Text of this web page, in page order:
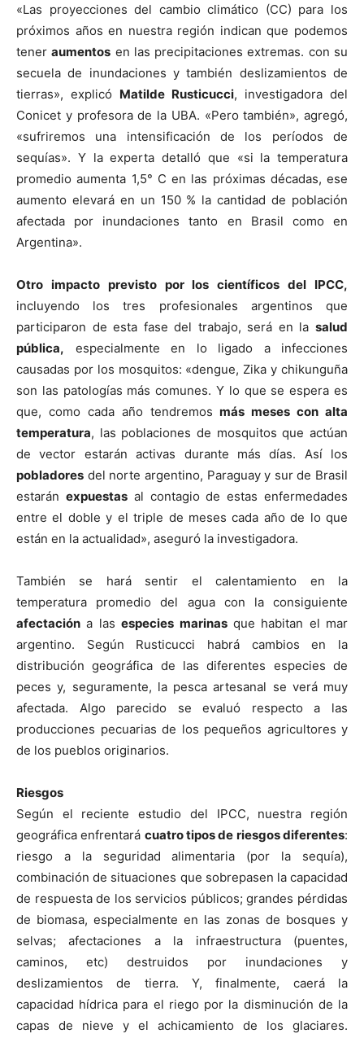
«Las proyecciones del cambio climático (CC) para los
próximos años en nuestra región indican que podemos
teneraumentos en las precipitaciones extremas. con su
secuela de inundaciones y también deslizamientos de
tierras», explicó Matilde Rusticucci, investigadora del
Conicet y profesora de la UBA. «Pero también», agregó,
«sufriremos una intensificación de los períodos de
sequías». Y la experta detalló que «si la temperatura
promedio aumenta 1,5° C en las próximas décadas, ese
aumento elevará en un 150 % la cantidad de población
afectada por inundaciones tanto en Brasil como en
Argentina».
Otro impacto previsto por los científicos del IPCC,
incluyendo los tres profesionales argentinos que
participaron de esta fase del trabajo, será en la salud
pública, especialmente en lo ligado a infecciones
causadas por los mosquitos: «dengue, Zika y chikunguña
son las patologías más comunes. Y lo que se espera es
que, como cada año tendremosmás meses con alta
temperatura, las poblaciones de mosquitos que actúan
de vector estarán activas durante más días. Así los
pobladores del norte argentino, Paraguay y sur de Brasil
estarán expuestasal contagio de estas enfermedades
entre el doble y el triple de meses cada año de lo que
están en la actualidad», aseguró la investigadora.
También se hará sentir el calentamiento en la
temperatura promedio del agua con la consiguiente
afectación a lasespecies marinasque habitan el mar
argentino. Según Rusticucci habrá cambios en la
distribución geográfica de las diferentes especies de
peces y, seguramente, la pesca artesanal se verá muy
afectada. Algo parecido se evaluó respecto a las
producciones pecuarias de los pequeños agricultores y
de los pueblos originarios.
Riesgos
Según el reciente estudio del IPCC, nuestra región
geográfica enfrentará cuatro tipos de riesgos diferentes:
riesgo a la seguridad alimentaria (por la sequía),
combinación de situaciones que sobrepasen la capacidad
de respuesta de los servicios públicos; grandes pérdidas
de biomasa, especialmente en las zonas de bosques y
selvas; afectaciones a la infraestructura (puentes,
caminos, etc) destruidos por inundaciones y
deslizamientos de tierra. Y, finalmente, caerá la
capacidad hídrica para el riego por la disminución de la
capas de nieve y el achicamiento de los glaciares.